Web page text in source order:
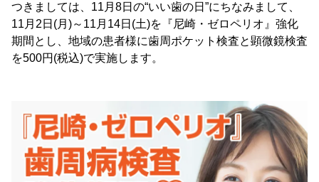
つきましては、11月8日の“いい歯の日”にちなみまして、
11月2日(月)～11月14日(土)を『尼崎・ゼロペリオ』強化
期間とし、地域の患者様に歯周ポケット検査と顕微鏡検査
を500円(税込)で実施します。